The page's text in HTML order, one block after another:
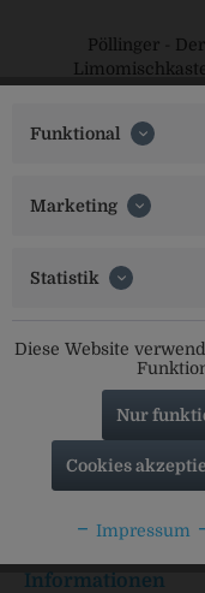
Pöllinger - Der
Folgt uns auf
Service Hotline
Shop Service
Informationen
Funktional
Marketing
Statistik
Diese Website
Nur
Cookies
Impressum